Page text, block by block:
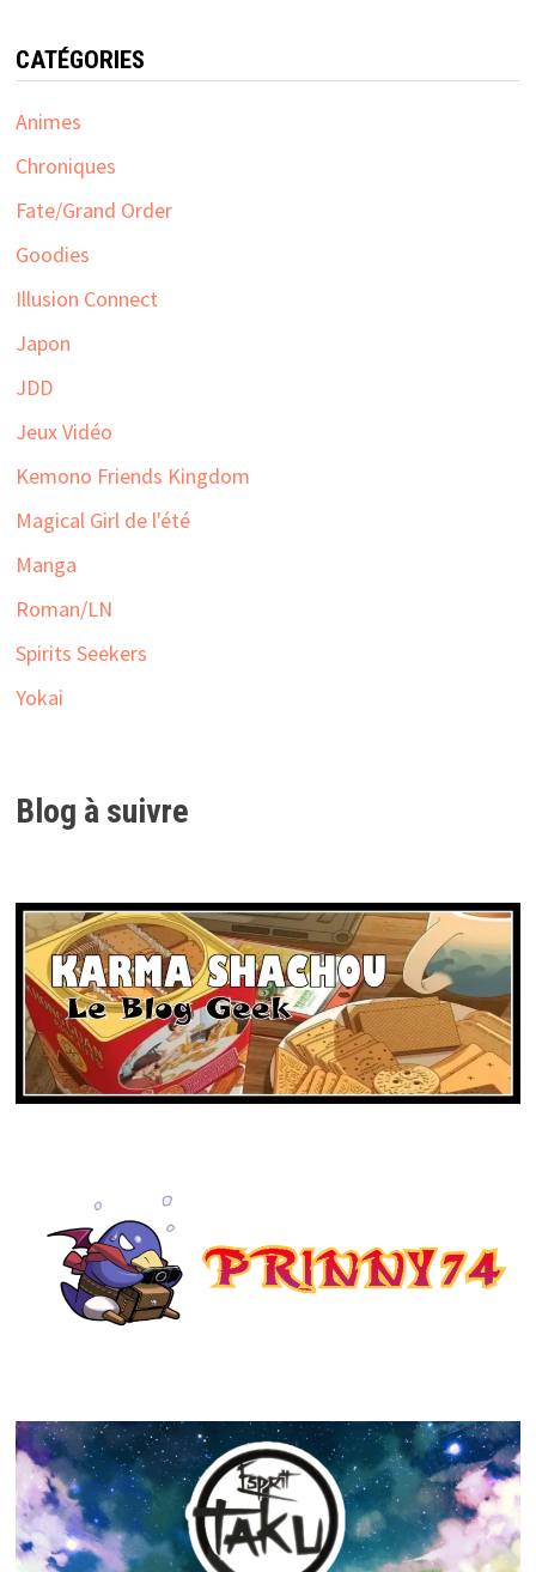
CATÉGORIES
Animes
Chroniques
Fate/Grand Order
Goodies
Illusion Connect
Japon
JDD
Jeux Vidéo
Kemono Friends Kingdom
Magical Girl de l'été
Manga
Roman/LN
Spirits Seekers
Yokai
Blog à suivre